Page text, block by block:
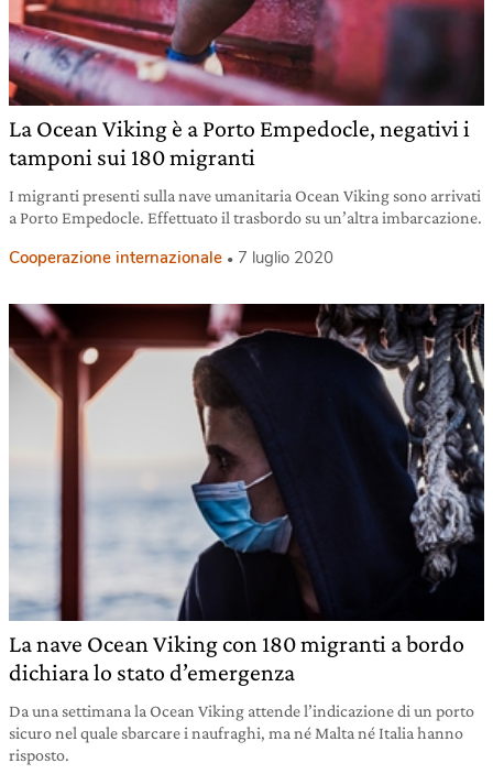
La Ocean Viking è a Porto Empedocle, negativi i
tamponi sui 180 migranti
I migranti presenti sulla nave umanitaria Ocean Viking sono arrivati
a Porto Empedocle. Effettuato il trasbordo su un’altra imbarcazione.
Cooperazione internazionale 7 luglio 2020
La nave Ocean Viking con 180 migranti a bordo
dichiara lo stato d’emergenza
Da una settimana la Ocean Viking attende l’indicazione di un porto
sicuro nel quale sbarcare i naufraghi, ma né Malta né Italia hanno
risposto.